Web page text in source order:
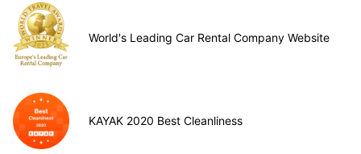
World's Leading Car Rental Company Website
KAYAK 2020 Best Cleanliness